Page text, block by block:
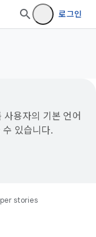
로그인
용자의 기본 언어
있습니다.
stories